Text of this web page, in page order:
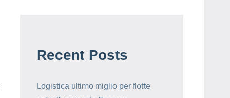
Recent Posts
Logistica ultimo miglio per flotte